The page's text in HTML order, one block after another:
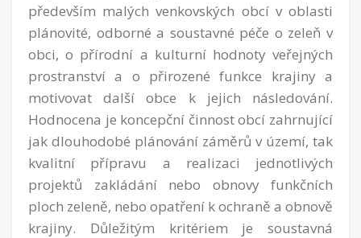
především malých venkovských obcí v oblasti
plánovité, odborné a soustavné péče o zeleň v
obci, o přírodní a kulturní hodnoty veřejných
prostranství a o přirozené funkce krajiny a
motivovat další obce k jejich následování.
Hodnocena je koncepční činnost obcí zahrnující
jak dlouhodobé plánování záměrů v území, tak
kvalitní přípravu a realizaci jednotlivých
projektů zakládání nebo obnovy funkčních
ploch zeleně, nebo opatření k ochraně a obnově
krajiny. Důležitým kritériem je soustavná